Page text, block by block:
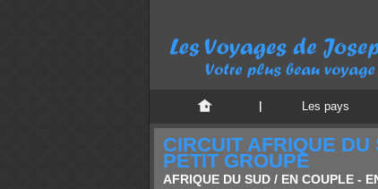
Les pays
CIRCUIT AFRIQUE DU
PETIT GROUPE
AFRIQUE DU SUD / EN COUPLE -